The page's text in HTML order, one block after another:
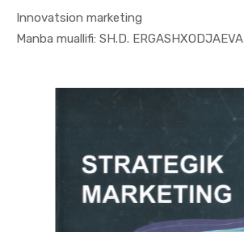
Innovatsion marketing
Manba muallifi: SH.D. ERGASHXODJAEVA
In Marketi...